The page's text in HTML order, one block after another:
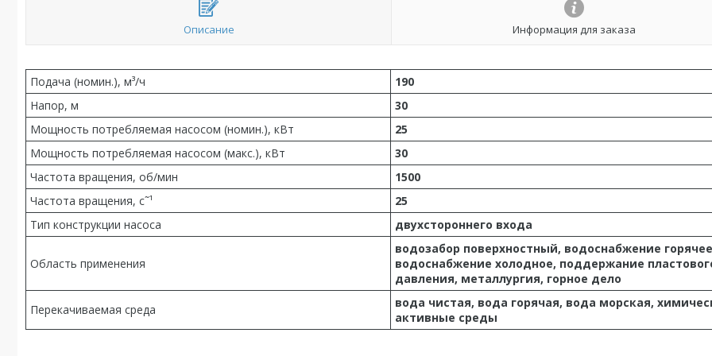
Описание Информация для заказа
Подача (номин.), м³/ч
190
Напор, м
30
Мощность потребляемая насосом (номин.), кВт
25
Мощность потребляемая насосом (макс.), кВт
30
Частота вращения, об/мин
1500
Частота вращения, c˜¹
25
Тип конструкции насоса
двухстороннего входа
Область применения
водозабор поверхностный, водоснабжение
водоснабжение холодное, поддержание
давления, металлургия, горное дело
Перекачиваемая среда
вода чистая, вода горячая, вода морская,
активные среды